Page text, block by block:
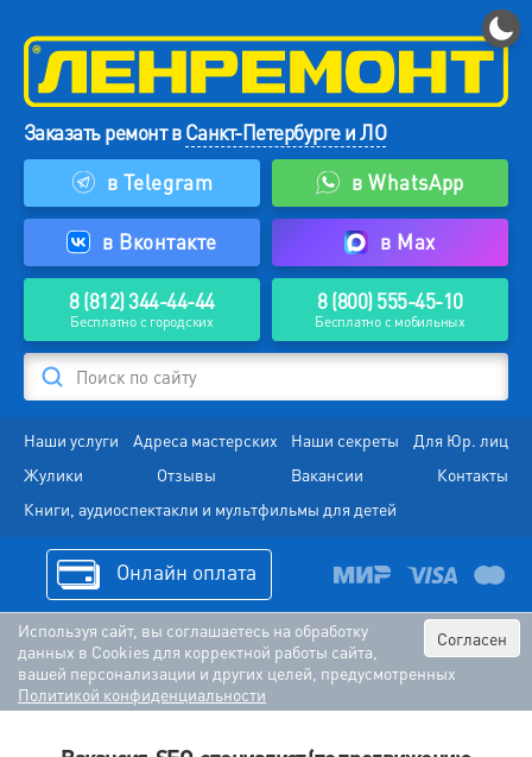
Заказать ремонт вСанкт-Петербурге и ЛО
в Telegram
в WhatsApp
в Вконтакте в Max
8 (812) 344-44-44
Бесплатно с городских
8 (800) 555-45-10
Бесплатно с мобильных
Поиск по сайту
Наши услуги Адреса мастерских Наши секреты
Для Юр. лиц
Жулики
Отзывы Вакансии
Контакты
Книги, аудиоспектакли и мультфильмы для детей
Онлайн оплата
Согласен
Используя сайт, вы соглашаетесь на обработку
данных в Cookies для корректной работы сайта,
вашей персонализации и других целей, предусмотренных
Политикой конфиденциальности